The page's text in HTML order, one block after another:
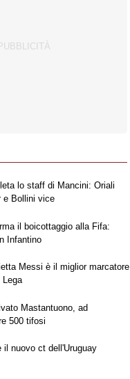
lo staff di Mancini: Oriali
e Bollini vice
il boicottaggio alla Fifa:
Infantino
Messi è il miglior marcatore
Lega
Mastantuono, ad
500 tifosi
il nuovo ct dell'Uruguay